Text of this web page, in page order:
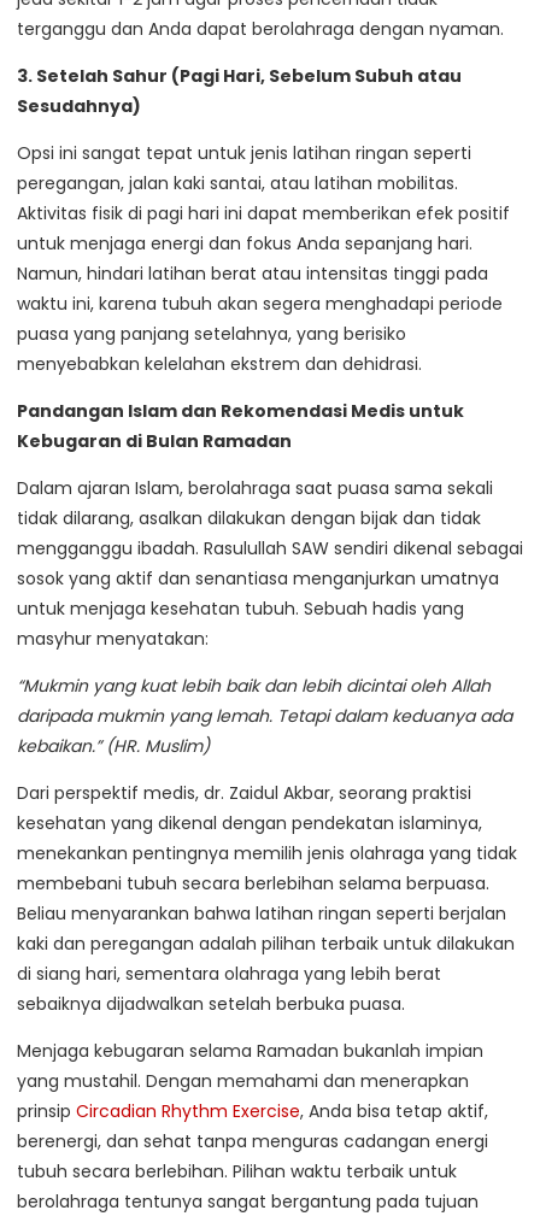
terganggu dan Anda dapat berolahraga dengan nyaman.
3. Setelah Sahur (Pagi Hari, Sebelum Subuh atau
Sesudahnya)
Opsi ini sangat tepat untuk jenis latihan ringan seperti
peregangan, jalan kaki santai, atau latihan mobilitas.
Aktivitas fisik di pagi hari ini dapat memberikan efek positif
untuk menjaga energi dan fokus Anda sepanjang hari.
Namun, hindari latihan berat atau intensitas tinggi pada
waktu ini, karena tubuh akan segera menghadapi periode
puasa yang panjang setelahnya, yang berisiko
menyebabkan kelelahan ekstrem dan dehidrasi.
Pandangan Islam dan Rekomendasi Medis untuk
Kebugaran di Bulan Ramadan
Dalam ajaran Islam, berolahraga saat puasa sama sekali
tidak dilarang, asalkan dilakukan dengan bijak dan tidak
mengganggu ibadah. Rasulullah SAW sendiri dikenal sebagai
sosok yang aktif dan senantiasa menganjurkan umatnya
untuk menjaga kesehatan tubuh. Sebuah hadis yang
masyhur menyatakan:
“Mukmin yang kuat lebih baik dan lebih dicintai oleh Allah
daripada mukmin yang lemah. Tetapi dalam keduanya ada
kebaikan.” (HR. Muslim)
Dari perspektif medis, dr. Zaidul Akbar, seorang praktisi
kesehatan yang dikenal dengan pendekatan islaminya,
menekankan pentingnya memilih jenis olahraga yang tidak
membebani tubuh secara berlebihan selama berpuasa.
Beliau menyarankan bahwa latihan ringan seperti berjalan
kaki dan peregangan adalah pilihan terbaik untuk dilakukan
di siang hari, sementara olahraga yang lebih berat
sebaiknya dijadwalkan setelah berbuka puasa.
Menjaga kebugaran selama Ramadan bukanlah impian
yang mustahil. Dengan memahami dan menerapkan
prinsip Circadian Rhythm Exercise, Anda bisa tetap aktif,
berenergi, dan sehat tanpa menguras cadangan energi
tubuh secara berlebihan. Pilihan waktu terbaik untuk
berolahraga tentunya sangat bergantung pada tujuan